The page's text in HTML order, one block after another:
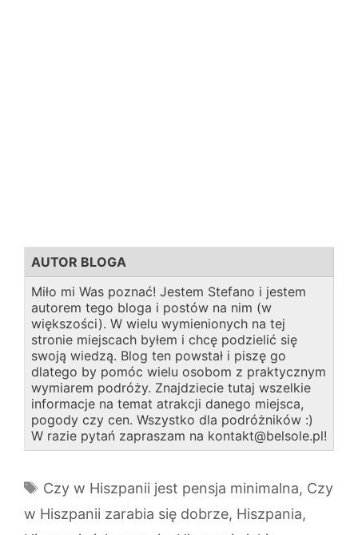
AUTOR BLOGA
Miło mi Was poznać! Jestem Stefano i jestem
autorem tego bloga i postów na nim (w
większości). W wielu wymienionych na tej
stronie miejscach byłem i chcę podzielić się
swoją wiedzą. Blog ten powstał i piszę go
dlatego by pomóc wielu osobom z praktycznym
wymiarem podróży. Znajdziecie tutaj wszelkie
informacje na temat atrakcji danego miejsca,
pogody czy cen. Wszystko dla podróżników :)
W razie pytań zapraszam na kontakt@belsole.pl!
Tagi
Czy w Hiszpanii jest pensja minimalna, Czy
w Hiszpanii zarabia się dobrze, Hiszpania,